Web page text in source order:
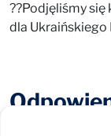
??Podjęliśmy
dla Ukraińskiego